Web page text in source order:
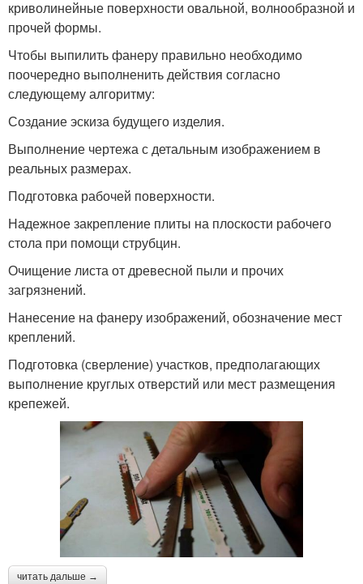
криволинейные поверхности овальной, волнообразной и
прочей формы.
Чтобы выпилить фанеру правильно необходимо
поочередно выполненить действия согласно
следующему алгоритму:
Создание эскиза будущего изделия.
Выполнение чертежа с детальным изображением в
реальных размерах.
Подготовка рабочей поверхности.
Надежное закрепление плиты на плоскости рабочего
стола при помощи струбцин.
Очищение листа от древесной пыли и прочих
загрязнений.
Нанесение на фанеру изображений, обозначение мест
креплений.
Подготовка (сверление) участков, предполагающих
выполнение круглых отверстий или мест размещения
крепежей.
читать дальше →